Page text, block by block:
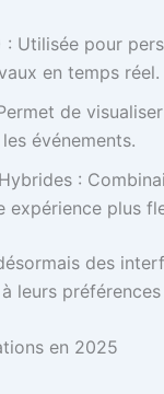
Utilisée pour
en temps réel.
de
événements.
:
expérience plus
des
leurs
en 2025